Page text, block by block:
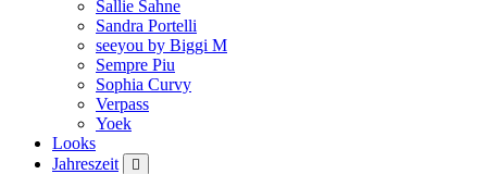
Sallie Sahne
Sandra Portelli
seeyou by Biggi M
Sempre Piu
Sophia Curvy
Verpass
Yoek
Looks
Jahreszeit